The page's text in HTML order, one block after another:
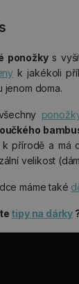
ponožkys
k jakékoli
jenom doma.
k přírodě a má
velikost
máme také
tipy na dárky